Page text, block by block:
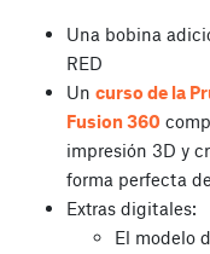
Una bobina
RED
Un curso de la
Fusion 360
impresión 3D y
forma perfecta
Extras digitales:
El modelo